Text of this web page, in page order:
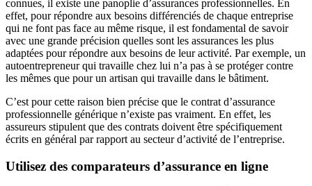
connues, il existe une panoplie d’assurances professionnelles. En
effet, pour répondre aux besoins différenciés de chaque entreprise
qui ne font pas face au même risque, il est fondamental de savoir
avec une grande précision quelles sont les assurances les plus
adaptées pour répondre aux besoins de leur activité. Par exemple, un
autoentrepreneur qui travaille chez lui n’a pas à se protéger contre
les mêmes que pour un artisan qui travaille dans le bâtiment.
C’est pour cette raison bien précise que le contrat d’assurance
professionnelle générique n’existe pas vraiment. En effet, les
assureurs stipulent que des contrats doivent être spécifiquement
écrits en général par rapport au secteur d’activité de l’entreprise.
Utilisez des comparateurs d’assurance en ligne